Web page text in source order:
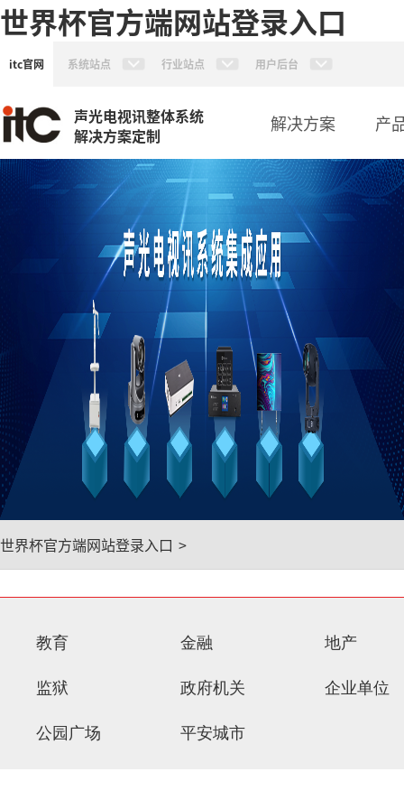
世界杯官方端网站登录入口
itc官网 系统站点 行业站点 用户后台
声光电视讯整体系统
解决方案定制
解决方案 产
世界杯官方端网站登录入口 >
教育 金融 地产
监狱 政府机关 企业单位
公园广场 平安城市